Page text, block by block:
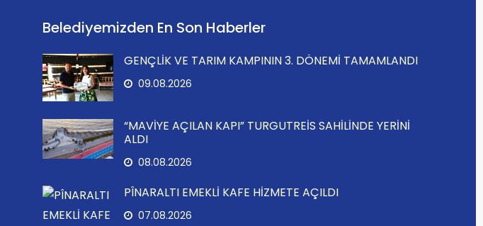
Belediyemizden En Son Haberler
GENÇLİK VE TARIM KAMPININ 3. DÖNEMİ TAMAMLANDI
09.08.2026
“MAVİYE AÇILAN KAPI” TURGUTREİS SAHİLİNDE YERİNİ
ALDI
08.08.2026
PÎNARALTI EMEKLİ KAFE HİZMETE AÇILDI
07.08.2026